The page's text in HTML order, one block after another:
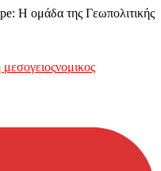
H ομάδα της Γεωπολιτικής
μεσογειοςνομικος